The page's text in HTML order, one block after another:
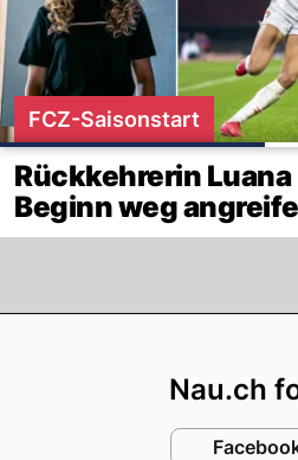
FCZ-Saisonstart
Rückkehrerin
Beginn weg
Nau.ch